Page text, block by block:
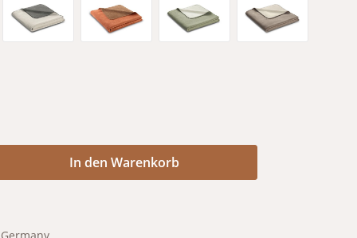
natur-graphit rust-brown salbei-natur sand-natur
Anzahl: Gib den gewünschten Wert
In den Warenkorb